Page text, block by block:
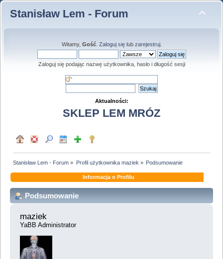
Stanisław Lem - Forum
Witamy, Gość. Zaloguj sięlub zarejestruj.
Zaloguj się podając nazwę użytkownika, hasło i długość sesji
Aktualności:
SKLEP LEM MRÓZ
Stanisław Lem - Forum » Profil użytkownika maziek » Podsumowanie
Informacja o Profilu
Podsumowanie
maziek
YaBB Administrator